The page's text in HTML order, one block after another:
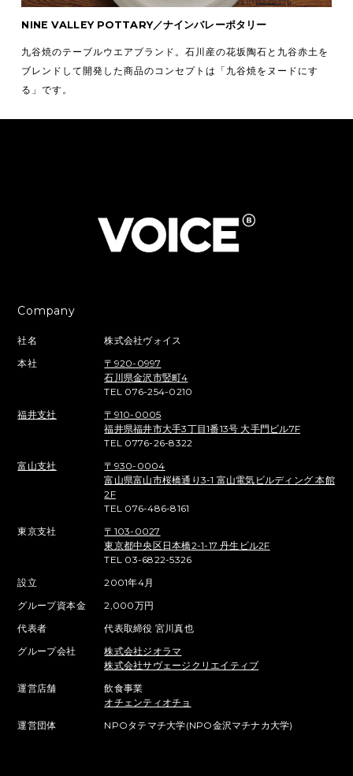
NINE VALLEY POTTARY／ナインバレーポタリー
九谷焼のテーブルウエアブランド。石川産の花坂陶石と九谷赤土を
ブレンドして開発した商品のコンセプトは「九谷焼をヌードにす
る」です。
Company
社名
株式会社ヴォイス
本社
〒920-0997
石川県金沢市竪町4
TEL 076-254-0210
福井支社
〒910-0005
福井県福井市大手3丁目1番13号 大手門ビル7F
TEL 0776-26-8322
富山支社
〒930-0004
富山県富山市桜橋通り3-1 富山電気ビルディング 本館
2F
TEL 076-486-8161
東京支社
〒103-0027
東京都中央区日本橋2-1-17 丹生ビル2F
TEL 03-6822-5326
設立
2001年4月
グループ資本金
2,000万円
代表者
代表取締役 宮川真也
グループ会社
株式会社ジオラマ
株式会社サヴェージクリエイティブ
運営店舗
飲食事業
オチェンティオチョ
運営団体
NPOタテマチ大学(NPO金沢マチナカ大学)